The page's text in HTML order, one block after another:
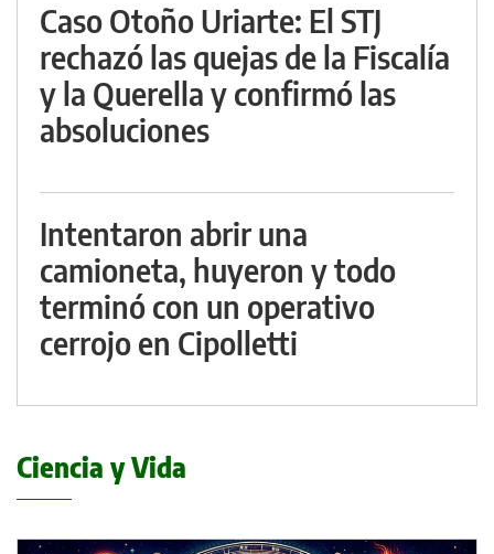
Caso Otoño Uriarte: El STJ
rechazó las quejas de la Fiscalía
y la Querella y confirmó las
absoluciones
Intentaron abrir una
camioneta, huyeron y todo
terminó con un operativo
cerrojo en Cipolletti
Ciencia y Vida